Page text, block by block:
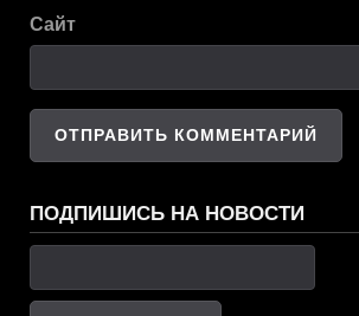
Сайт
ПОДПИШИСЬ НА НОВОСТИ